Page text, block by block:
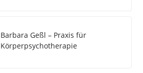
Barbara Geßl – Praxis für
Körperpsychotherapie